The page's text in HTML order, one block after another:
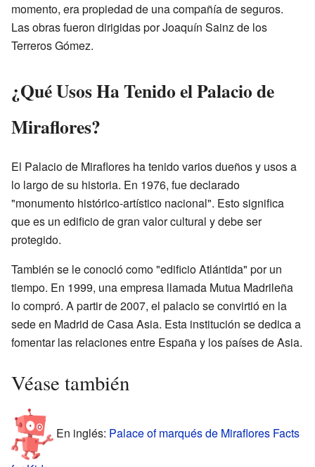
momento, era propiedad de una compañía de seguros.
Las obras fueron dirigidas por Joaquín Sainz de los
Terreros Gómez.
¿Qué Usos Ha Tenido el Palacio de
Miraflores?
El Palacio de Miraflores ha tenido varios dueños y usos a
lo largo de su historia. En 1976, fue declarado
"monumento histórico-artístico nacional". Esto significa
que es un edificio de gran valor cultural y debe ser
protegido.
También se le conoció como "edificio Atlántida" por un
tiempo. En 1999, una empresa llamada Mutua Madrileña
lo compró. A partir de 2007, el palacio se convirtió en la
sede en Madrid de Casa Asia. Esta institución se dedica a
fomentar las relaciones entre España y los países de Asia.
Véase también
En inglés: Palace of marqués de Miraflores Facts